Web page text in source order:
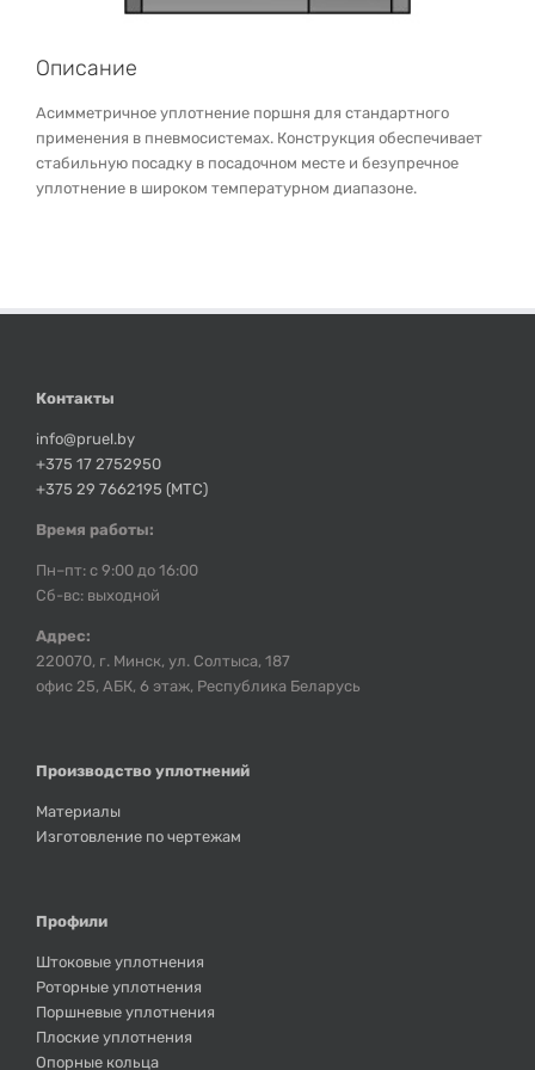
Описание
Асимметричное уплотнение поршня для стандартного
применения в пневмосистемах. Конструкция обеспечивает
стабильную посадку в посадочном месте и безупречное
уплотнение в широком температурном диапазоне.
Контакты
info@pruel.by
+375 17 2752950
+375 29 7662195 (МТС)
Время работы:
Пн–пт: с 9:00 до 16:00
Сб-вс: выходной
Адрес:
220070, г. Минск, ул. Солтыса, 187
офис 25, АБК, 6 этаж, Республика Беларусь
Производство уплотнений
Материалы
Изготовление по чертежам
Профили
Штоковые уплотнения
Роторные уплотнения
Поршневые уплотнения
Плоские уплотнения
Опорные кольца